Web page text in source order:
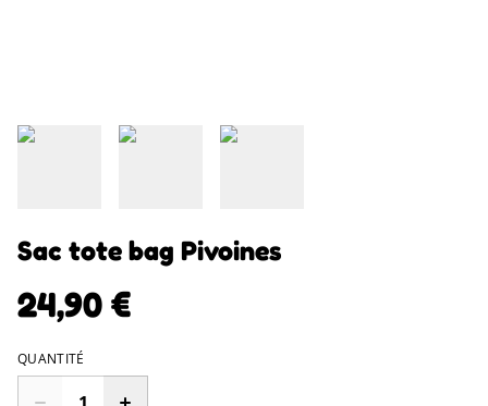
Sac tote bag Pivoines
24,90 €
QUANTITÉ